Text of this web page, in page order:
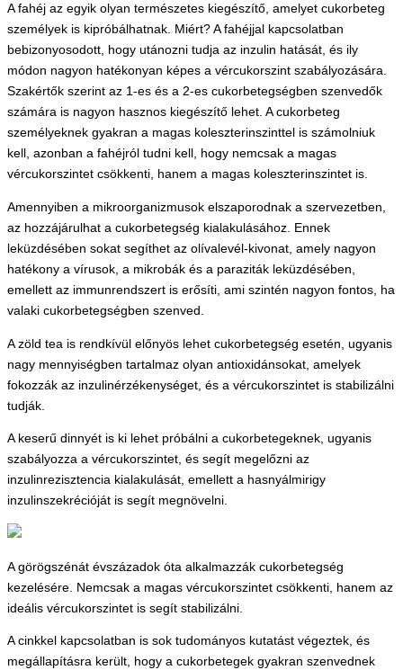
A fahéj az egyik olyan természetes kiegészítő, amelyet cukorbeteg
személyek is kipróbálhatnak. Miért? A fahéjjal kapcsolatban
bebizonyosodott, hogy utánozni tudja az inzulin hatását, és ily
módon nagyon hatékonyan képes a vércukorszint szabályozására.
Szakértők szerint az 1-es és a 2-es cukorbetegségben szenvedők
számára is nagyon hasznos kiegészítő lehet. A cukorbeteg
személyeknek gyakran a magas koleszterinszinttel is számolniuk
kell, azonban a fahéjról tudni kell, hogy nemcsak a magas
vércukorszintet csökkenti, hanem a magas koleszterinszintet is.
Amennyiben a mikroorganizmusok elszaporodnak a szervezetben,
az hozzájárulhat a cukorbetegség kialakulásához. Ennek
leküzdésében sokat segíthet az olívalevél-kivonat, amely nagyon
hatékony a vírusok, a mikrobák és a paraziták leküzdésében,
emellett az immunrendszert is erősíti, ami szintén nagyon fontos, ha
valaki cukorbetegségben szenved.
A zöld tea is rendkívül előnyös lehet cukorbetegség esetén, ugyanis
nagy mennyiségben tartalmaz olyan antioxidánsokat, amelyek
fokozzák az inzulinérzékenységet, és a vércukorszintet is stabilizálni
tudják.
A keserű dinnyét is ki lehet próbálni a cukorbetegeknek, ugyanis
szabályozza a vércukorszintet, és segít megelőzni az
inzulinrezisztencia kialakulását, emellett a hasnyálmirigy
inzulinszekrécióját is segít megnövelni.
A görögszénát évszázadok óta alkalmazzák cukorbetegség
kezelésére. Nemcsak a magas vércukorszintet csökkenti, hanem az
ideális vércukorszintet is segít stabilizálni.
A cinkkel kapcsolatban is sok tudományos kutatást végeztek, és
megállapításra került, hogy a cukorbetegek gyakran szenvednek